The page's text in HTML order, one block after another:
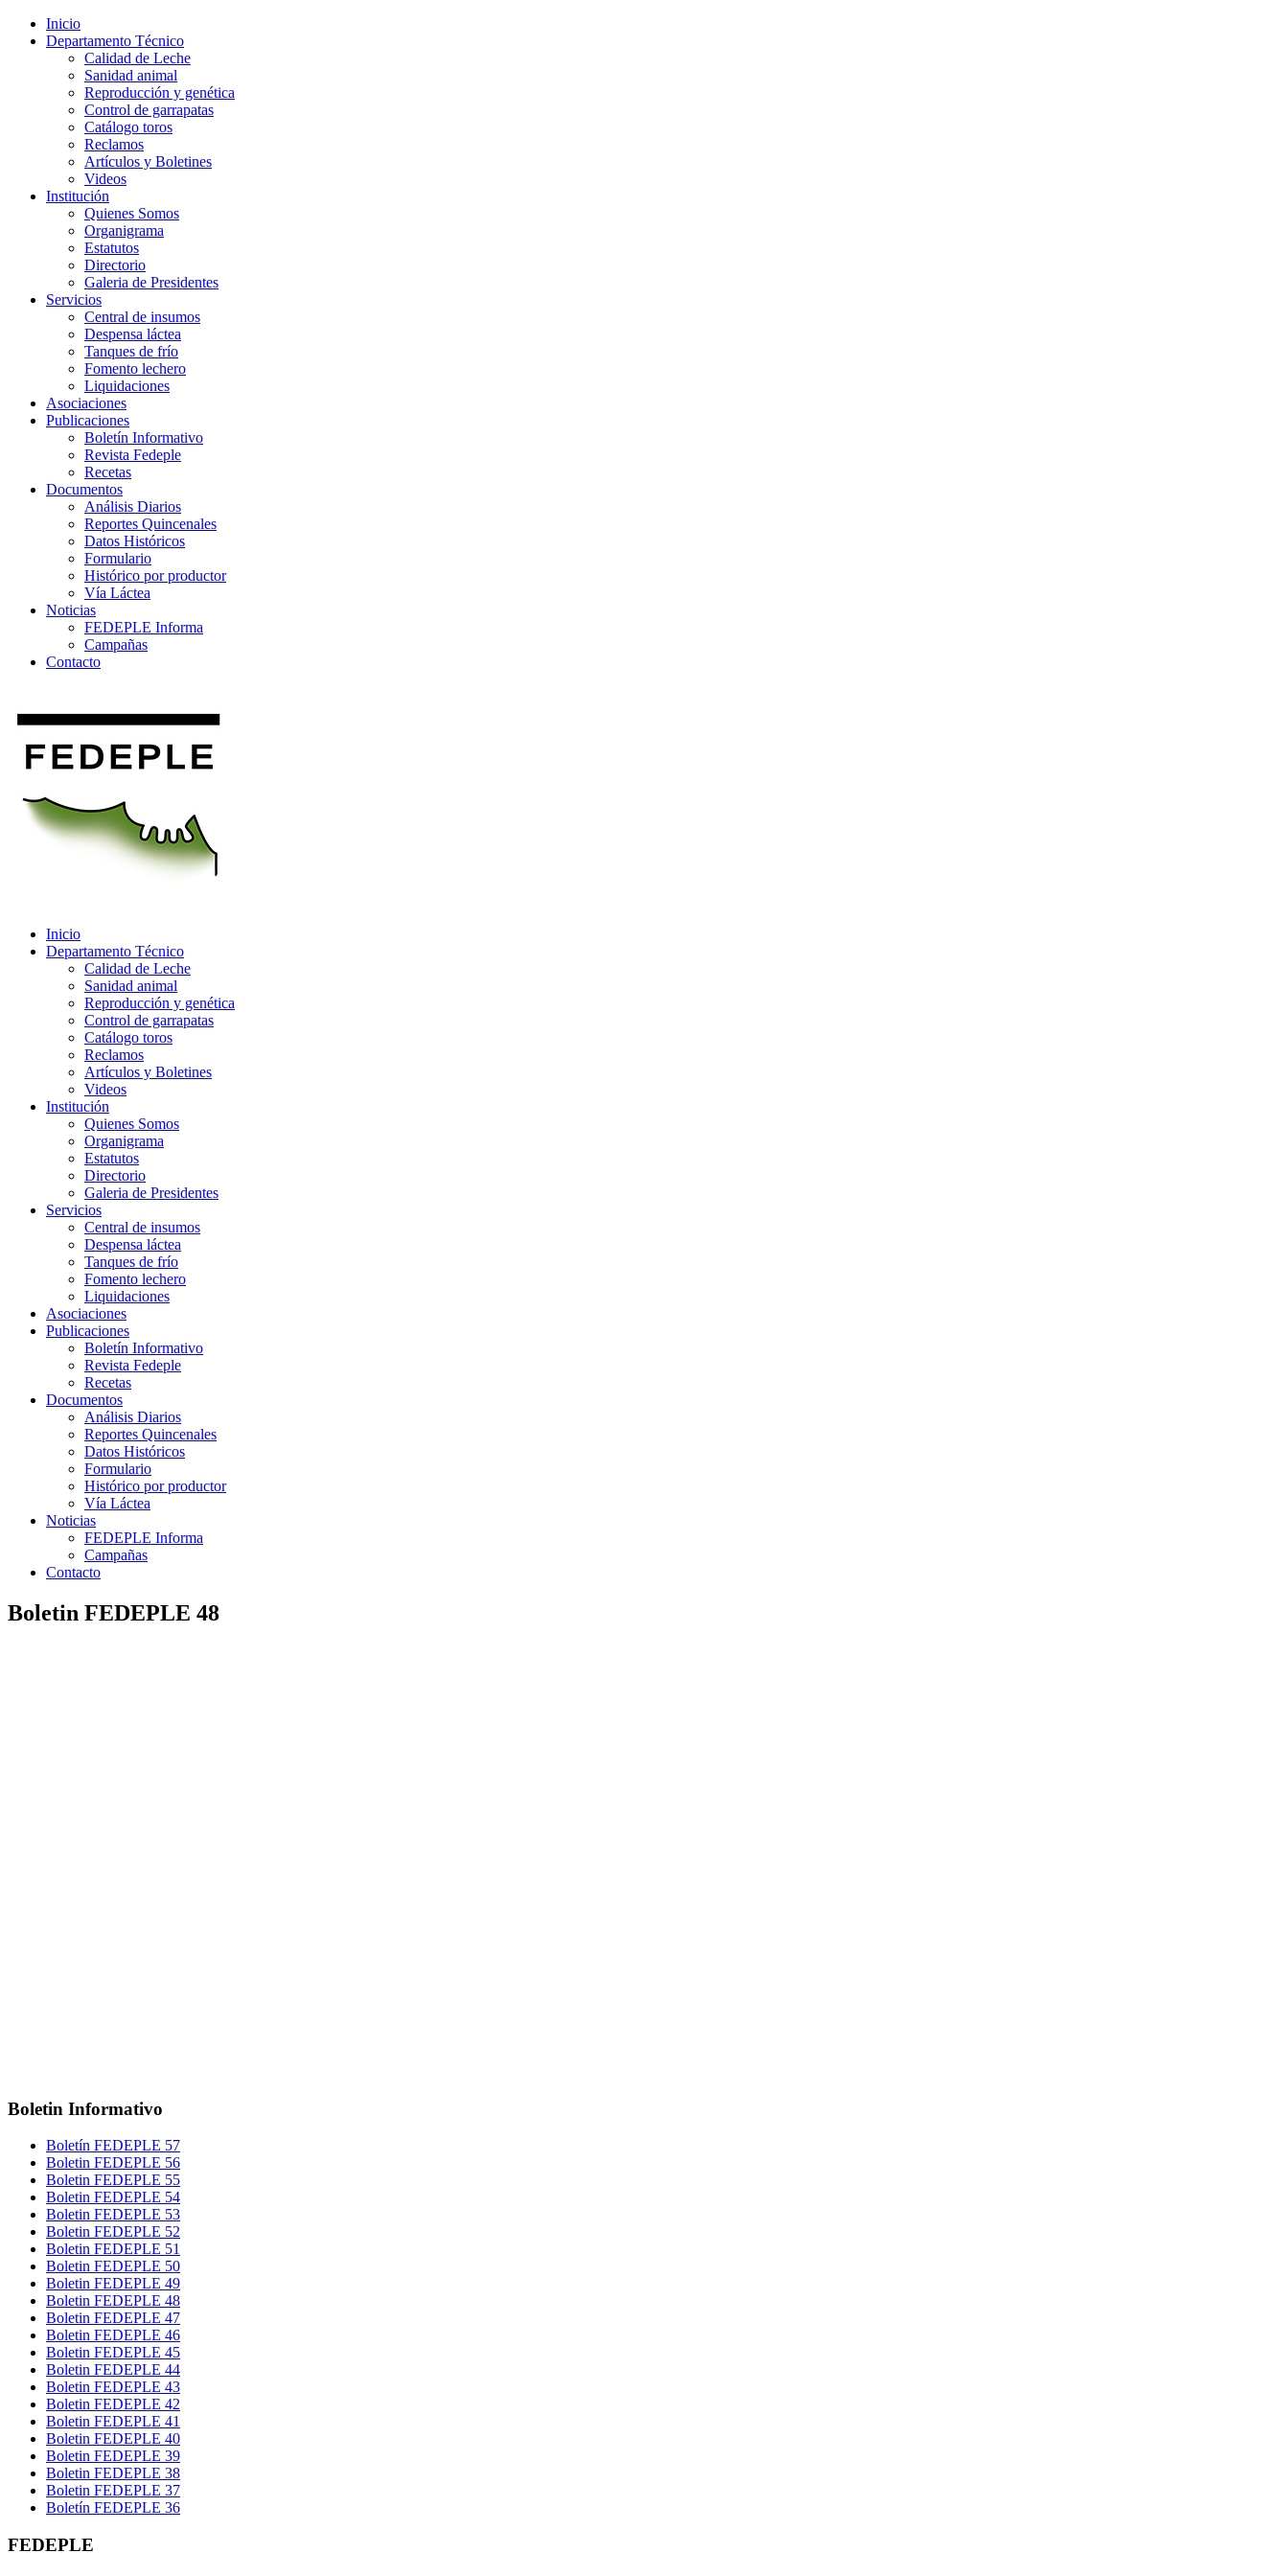
Inicio
Departamento Técnico
Calidad de Leche
Sanidad animal
Reproducción y genética
Control de garrapatas
Catálogo toros
Reclamos
Artículos y Boletines
Videos
Institución
Quienes Somos
Organigrama
Estatutos
Directorio
Galeria de Presidentes
Servicios
Central de insumos
Despensa láctea
Tanques de frío
Fomento lechero
Liquidaciones
Asociaciones
Publicaciones
Boletín Informativo
Revista Fedeple
Recetas
Documentos
Análisis Diarios
Reportes Quincenales
Datos Históricos
Formulario
Histórico por productor
Vía Láctea
Noticias
FEDEPLE Informa
Campañas
Contacto
Inicio
Departamento Técnico
Calidad de Leche
Sanidad animal
Reproducción y genética
Control de garrapatas
Catálogo toros
Reclamos
Artículos y Boletines
Videos
Institución
Quienes Somos
Organigrama
Estatutos
Directorio
Galeria de Presidentes
Servicios
Central de insumos
Despensa láctea
Tanques de frío
Fomento lechero
Liquidaciones
Asociaciones
Publicaciones
Boletín Informativo
Revista Fedeple
Recetas
Documentos
Análisis Diarios
Reportes Quincenales
Datos Históricos
Formulario
Histórico por productor
Vía Láctea
Noticias
FEDEPLE Informa
Campañas
Contacto
Boletin FEDEPLE 48
Boletin Informativo
Boletín FEDEPLE 57
Boletin FEDEPLE 56
Boletin FEDEPLE 55
Boletin FEDEPLE 54
Boletin FEDEPLE 53
Boletin FEDEPLE 52
Boletin FEDEPLE 51
Boletin FEDEPLE 50
Boletin FEDEPLE 49
Boletin FEDEPLE 48
Boletin FEDEPLE 47
Boletin FEDEPLE 46
Boletin FEDEPLE 45
Boletin FEDEPLE 44
Boletin FEDEPLE 43
Boletin FEDEPLE 42
Boletin FEDEPLE 41
Boletin FEDEPLE 40
Boletin FEDEPLE 39
Boletin FEDEPLE 38
Boletin FEDEPLE 37
Boletín FEDEPLE 36
FEDEPLE